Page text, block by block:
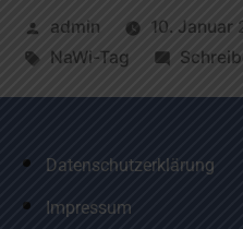
admin 10. Januar
NaWi-Tag
Datenschutzerklärung
Impressum